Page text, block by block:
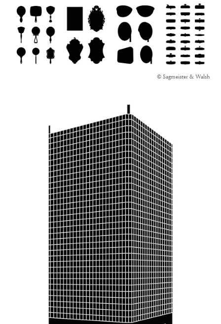
© Sagmeister & Walsh